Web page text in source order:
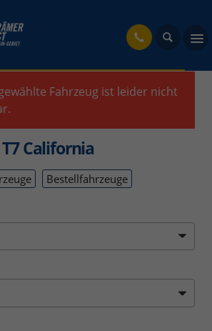
Fahrzeug ist leider nicht
California
Bestellfahrzeuge